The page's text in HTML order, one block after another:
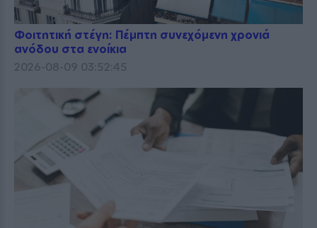
Φοιτητική στέγη: Πέμπτη συνεχόμενη χρονιά
ανόδου στα ενοίκια
2026-08-09 03:52:45